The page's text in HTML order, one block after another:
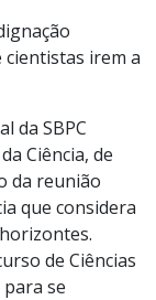
irem a
da SBPC
Ciência, de
da reunião
que considera
de Ciências
se